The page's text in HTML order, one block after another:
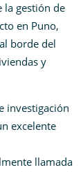
la gestión de
en Puno,
borde del
y
investigación
excelente
llamada